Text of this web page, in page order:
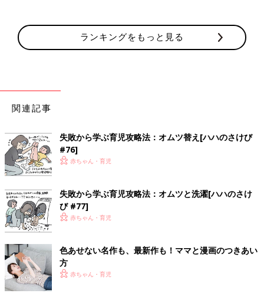
ランキングをもっと見る
関連記事
失敗から学ぶ育児攻略法：オムツ替え[ハハのさけび
#76]
赤ちゃん・育児
失敗から学ぶ育児攻略法：オムツと洗濯[ハハのさけ
び #77]
赤ちゃん・育児
色あせない名作も、最新作も！ママと漫画のつきあい
方
赤ちゃん・育児